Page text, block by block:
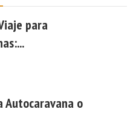
para
Autocaravana o